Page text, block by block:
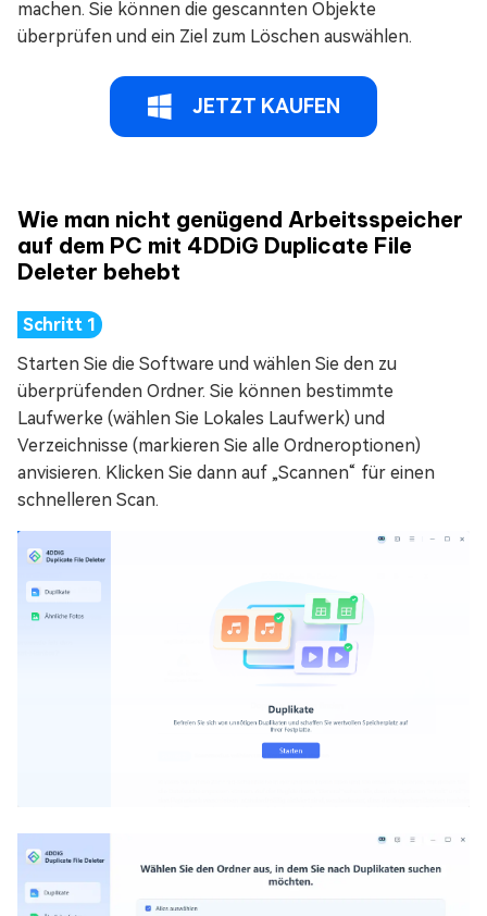
machen. Sie können die gescannten Objekte
überprüfen und ein Ziel zum Löschen auswählen.
JETZT KAUFEN
Wie man nicht genügend Arbeitsspeicher
auf dem PC mit 4DDiG Duplicate File
Deleter behebt
Starten Sie die Software und wählen Sie den zu
überprüfenden Ordner. Sie können bestimmte
Laufwerke (wählen Sie Lokales Laufwerk) und
Verzeichnisse (markieren Sie alle Ordneroptionen)
anvisieren. Klicken Sie dann auf „Scannen“ für einen
schnelleren Scan.